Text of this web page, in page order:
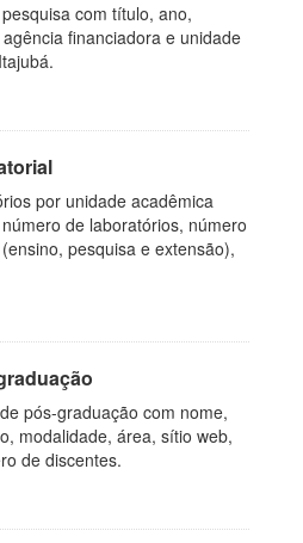
com título, ano,
financiadora e unidade
por unidade acadêmica
de laboratórios, número
pesquisa e extensão),
pós-graduação com nome,
modalidade, área, sítio web,
de discentes.